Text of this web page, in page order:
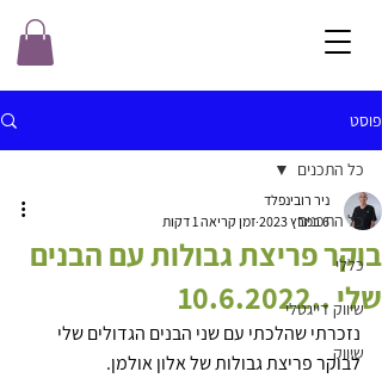
פוסט
כל התכנים
כללי
שיווק דייגטלי
שיווק
כל התכנים
בוקר פריצת גבולות עם הבנים
שלי ..10.6.2022
ניר רובינפלד
6 במרץ 2023
זמן קריאה 1 דקות
נזכרתי שהלכתי עם שני הבנים הגדולים שלי
לבוקר פריצת גבולות של אלון אולמן.